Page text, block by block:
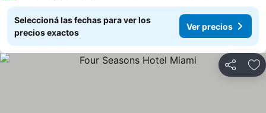
Seleccioná las fechas para ver los
precios exactos
Ver precios
Compartir